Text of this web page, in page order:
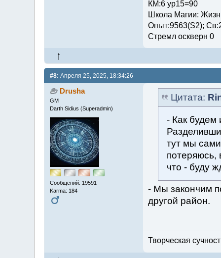
КМ:6 ур15=90
Школа Магии:
Опыт:9563(S2);
Стремл оскверн 0
#8: Апреля 25, 2025, 18:34:26
Drusha
GM
Darth Sidius (Superadmin)
Сообщений: 19591
Karma: 184
Цитата:
- Как будем
тут мы
потеряюсь,
что - буду
- Мы закончим
другой район.
Творческая